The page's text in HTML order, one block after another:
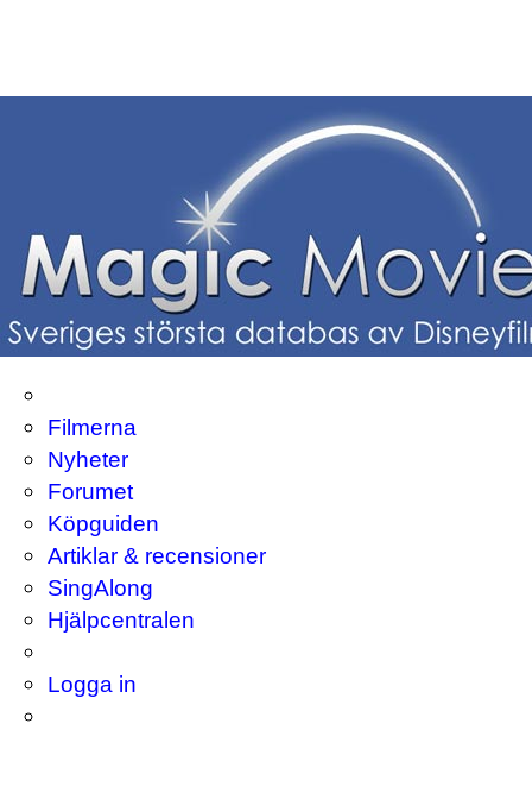
Filmerna
Nyheter
Forumet
Köpguiden
Artiklar & recensioner
SingAlong
Hjälpcentralen
Logga in